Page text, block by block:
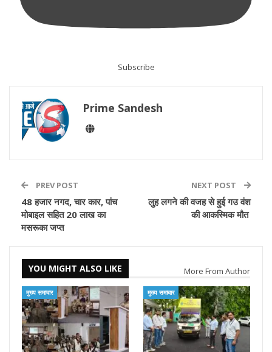
Subscribe
Prime Sandesh
PREV POST
48 हजार नगद, चार कार, पांच
मोबाइल सहित 20 लाख का
मसरूका जप्त
NEXT POST
लुह लगने की वजह से हुई गउ वंश
की आकस्मिक मौत
YOU MIGHT ALSO LIKE More From Author
मुख्य समाचार मुख्य समाचार